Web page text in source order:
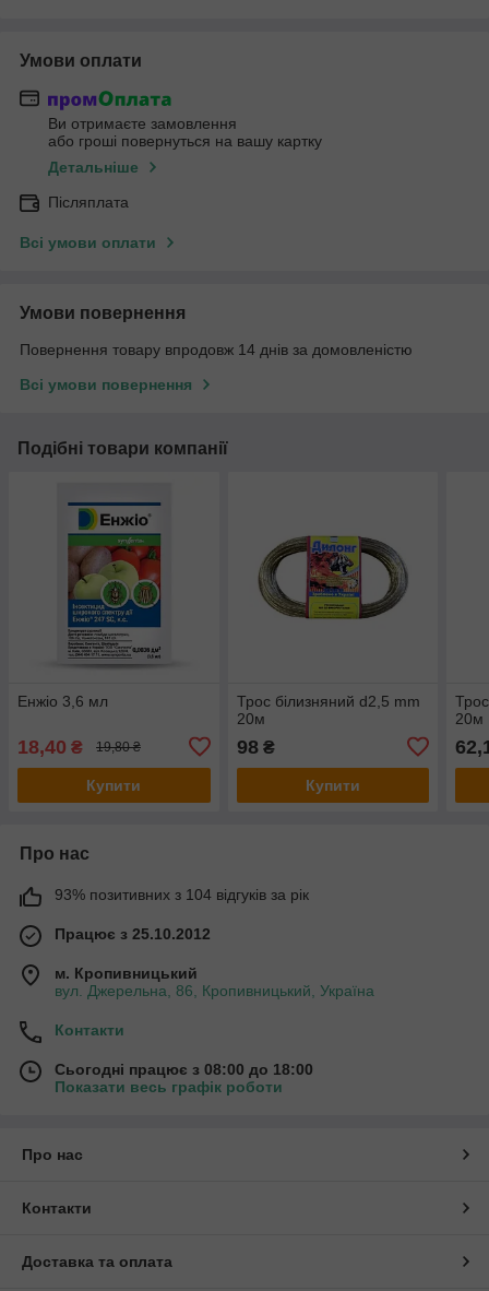
Умови оплати
Ви отримаєте замовлення
або гроші повернуться на вашу картку
Детальніше
Післяплата
Всі умови оплати
Умови повернення
Повернення товару впродовж 14 днів за домовленістю
Всі умови повернення
Подібні товари компанії
Енжіо 3,6 мл
18,40 ₴ 19,80 ₴
Купити
Трос білизняний d2,5 mm
20м
98₴
Купити
20м
Про нас
93% позитивних з 104 відгуків за рік
Працює з 25.10.2012
м. Кропивницький
вул. Джерельна, 86, Кропивницький, Україна
Контакти
Сьогодні працює з 08:00 до 18:00
Показати весь графік роботи
Про нас
Контакти
Доставка та оплата